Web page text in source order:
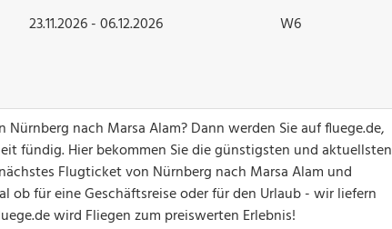
23.11.2026 - 06.12.2026 W6
nach Marsa Alam? Dann werden Sie auf fluege.de,
fündig. Hier bekommen Sie die günstigsten und aktuellsten
Flugticket von Nürnberg nach Marsa Alam und
ob für eine Geschäftsreise oder für den Urlaub - wir liefern
wird Fliegen zum preiswerten Erlebnis!